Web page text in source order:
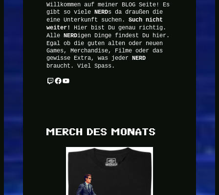
Willkommen auf meiner BLOG Seite! Es
gibt so viele NERDs da draußen die
eine Unterkunft suchen. Such nicht
weiter!
Hier bist Du genau richtig.
Alle NERDigen Dinge findest Du hier.
Egal ob die guten alten oder neuen
Games, Merchandise, Filme oder das
gewisse Extra, was jeder NERD
braucht. Viel Spass.
Twitch Facebook YouTube
MERCH DES MONATS